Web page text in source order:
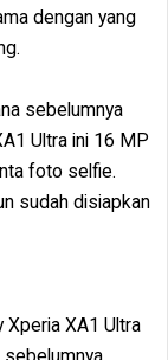
dengan yang
sebelumnya
Ultra ini 16 MP
foto selfie.
sudah disiapkan
Xperia XA1 Ultra